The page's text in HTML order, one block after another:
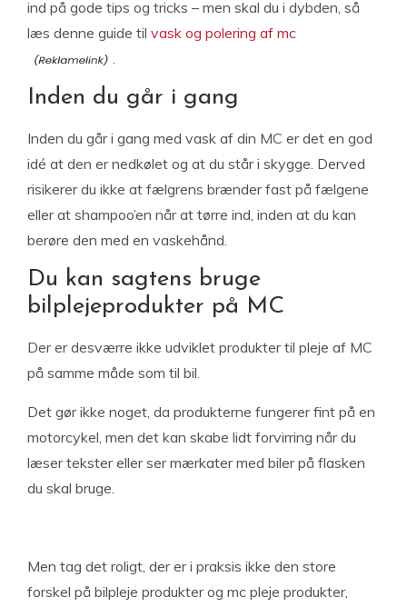
ind på gode tips og tricks – men skal du i dybden, så
læs denne guide til vask og polering af mc
.
Inden du går i gang
Inden du går i gang med vask af din MC er det en god
idé at den er nedkølet og at du står i skygge. Derved
risikerer du ikke at fælgrens brænder fast på fælgene
eller at shampoo’en når at tørre ind, inden at du kan
berøre den med en vaskehånd.
Du kan sagtens bruge
bilplejeprodukter på MC
Der er desværre ikke udviklet produkter til pleje af MC
på samme måde som til bil.
Det gør ikke noget, da produkterne fungerer fint på en
motorcykel, men det kan skabe lidt forvirring når du
læser tekster eller ser mærkater med biler på flasken
du skal bruge.
Men tag det roligt, der er i praksis ikke den store
forskel på bilpleje produkter og mc pleje produkter,